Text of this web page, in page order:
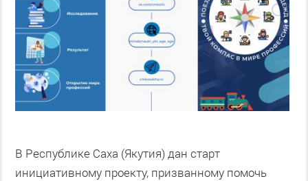
В Республике Саха (Якутия) дан старт
инициативному проекту, призванному помочь